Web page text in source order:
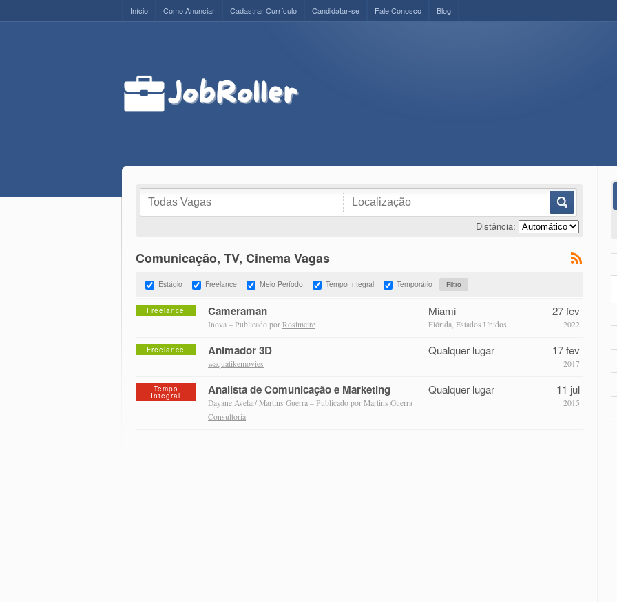
Início Como Anunciar Cadastrar Currículo Candidatar-se Fale Conosco Blog
Distância:
Comunicação, TV, Cinema Vagas
Estágio Freelance Meio Período Tempo Integral Temporário
Freelance Cameraman
Inova – Publicado por Rosimeire
Miami
Flórida, Estados Unidos
27 fev
2022
Freelance Animador 3D
waquatikemovies
Qualquer lugar 17 fev
2017
Tempo
Integral Analista de Comunicação e Marketing
Dayane Avelar/ Martins Guerra – Publicado por Martins Guerra
Consultoria
Qualquer lugar 11 jul
2015